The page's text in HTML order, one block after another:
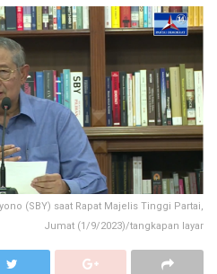
(SBY) saat Rapat Majelis Tinggi Partai,
Jumat (1/9/2023)/tangkapan layar